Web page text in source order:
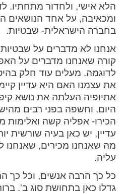
גופנים
remove_circle_outline
spellcheck
גופן קריא
ניגודיות
brightness_high
ניגודיות בהירה
הלא אישי, ולחדור מתחתיו.
ומכאיבה, על אחד הנושאים
בחברה הישראלית- שבטיות.
אנחנו לא מדברים על
קורה שאנחנו מדברים על
לדוגמה. מעלים עוד חלק
את עצמנו האם היא עדיין
אתיופיה העלתה את נושא
היום, וחשפה בפני רבים
הכירו- אפליה קשה ואלימות
עדיין, יש כאן בעיה שורשית
מה שאנחנו מכירים, שאנחנו
עליה.
כל כך הרבה אנשים, וכל כך
גדלו כאן בתחושת סוג ב'.